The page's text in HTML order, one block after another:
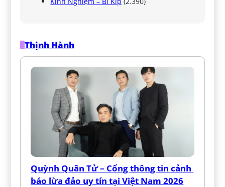
Thịnh Hành
Quỳnh Quân Tử – Cổng thông tin cảnh
báo lừa đảo uy tín tại Việt Nam 2026